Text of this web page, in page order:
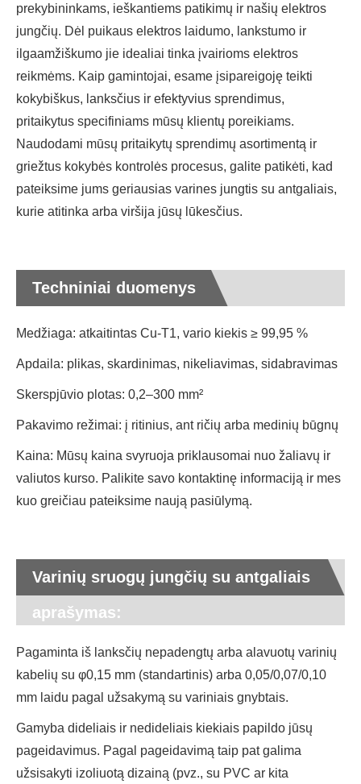
prekybininkams, ieškantiems patikimų ir našių elektros
jungčių. Dėl puikaus elektros laidumo, lankstumo ir
ilgaamžiškumo jie idealiai tinka įvairioms elektros
reikmėms. Kaip gamintojai, esame įsipareigoję teikti
kokybiškus, lanksčius ir efektyvius sprendimus,
pritaikytus specifiniams mūsų klientų poreikiams.
Naudodami mūsų pritaikytų sprendimų asortimentą ir
griežtus kokybės kontrolės procesus, galite patikėti, kad
pateiksime jums geriausias varines jungtis su antgaliais,
kurie atitinka arba viršija jūsų lūkesčius.
Techniniai duomenys
Medžiaga: atkaitintas Cu-T1, vario kiekis ≥ 99,95 %
Apdaila: plikas, skardinimas, nikeliavimas, sidabravimas
Skerspjūvio plotas: 0,2–300 mm²
Pakavimo režimai: į ritinius, ant ričių arba medinių būgnų
Kaina: Mūsų kaina svyruoja priklausomai nuo žaliavų ir
valiutos kurso. Palikite savo kontaktinę informaciją ir mes
kuo greičiau pateiksime naują pasiūlymą.
Varinių sruogų jungčių su antgaliais
aprašymas:
Pagaminta iš lanksčių nepadengtų arba alavuotų varinių
kabelių su φ0,15 mm (standartinis) arba 0,05/0,07/0,10
mm laidu pagal užsakymą su variniais gnybtais.
Gamyba dideliais ir nedideliais kiekiais papildo jūsų
pageidavimus. Pagal pageidavimą taip pat galima
užsisakyti izoliuotą dizainą (pvz., su PVC ar kita